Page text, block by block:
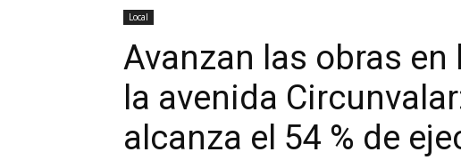
Local
Avanzan las obras
la avenida
alcanza el 54 % de